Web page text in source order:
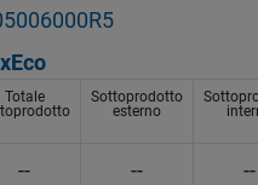
Totale
Sottoprodotto
esterno
-- -- --